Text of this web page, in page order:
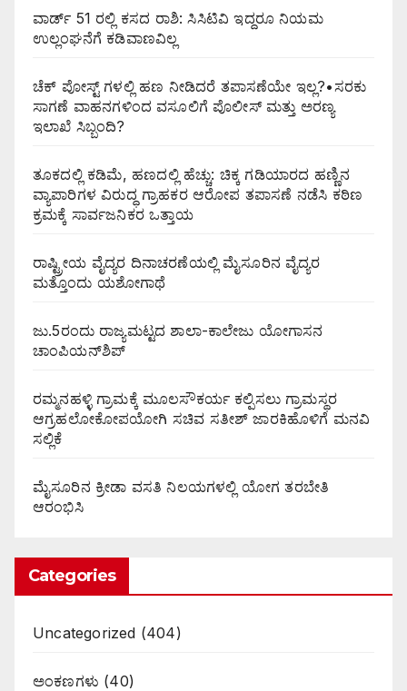
ವಾರ್ಡ್ 51 ರಲ್ಲಿ ಕಸದ ರಾಶಿ: ಸಿಸಿಟಿವಿ ಇದ್ದರೂ ನಿಯಮ
ಉಲ್ಲಂಘನೆಗೆ ಕಡಿವಾಣವಿಲ್ಲ
ಚೆಕ್ ಪೋಸ್ಟ್ ಗಳಲ್ಲಿ ಹಣ ನೀಡಿದರೆ ತಪಾಸಣೆಯೇ ಇಲ್ಲ?•ಸರಕು
ಸಾಗಣೆ ವಾಹನಗಳಿಂದ ವಸೂಲಿಗೆ ಪೊಲೀಸ್ ಮತ್ತು ಅರಣ್ಯ
ಇಲಾಖೆ ಸಿಬ್ಬಂದಿ?
ತೂಕದಲ್ಲಿ ಕಡಿಮೆ, ಹಣದಲ್ಲಿ ಹೆಚ್ಚು: ಚಿಕ್ಕ ಗಡಿಯಾರದ ಹಣ್ಣಿನ
ವ್ಯಾಪಾರಿಗಳ ವಿರುದ್ಧ ಗ್ರಾಹಕರ ಆರೋಪ ತಪಾಸಣೆ ನಡೆಸಿ ಕಠಿಣ
ಕ್ರಮಕ್ಕೆ ಸಾರ್ವಜನಿಕರ ಒತ್ತಾಯ
ರಾಷ್ಟ್ರೀಯ ವೈದ್ಯರ ದಿನಾಚರಣೆಯಲ್ಲಿ ಮೈಸೂರಿನ ವೈದ್ಯರ
ಮತ್ತೊಂದು ಯಶೋಗಾಥೆ
ಜು.5ರಂದು ರಾಜ್ಯಮಟ್ಟದ ಶಾಲಾ-ಕಾಲೇಜು ಯೋಗಾಸನ
ಚಾಂಪಿಯನ್‌ಶಿಪ್
ರಮ್ಮನಹಳ್ಳಿ ಗ್ರಾಮಕ್ಕೆ ಮೂಲಸೌಕರ್ಯ ಕಲ್ಪಿಸಲು ಗ್ರಾಮಸ್ಥರ
ಆಗ್ರಹಲೋಕೋಪಯೋಗಿ ಸಚಿವ ಸತೀಶ್ ಜಾರಕಿಹೊಳಿಗೆ ಮನವಿ
ಸಲ್ಲಿಕೆ
ಮೈಸೂರಿನ ಕ್ರೀಡಾ ವಸತಿ ನಿಲಯಗಳಲ್ಲಿ ಯೋಗ ತರಬೇತಿ
ಆರಂಭಿಸಿ
Categories
Uncategorized (404)
ಅಂಕಣಗಳು (40)